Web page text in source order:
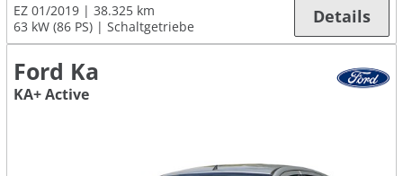
EZ 01/2019
38.325 km
63 kW (86 PS)
Schaltgetriebe Details
Ford Ka
KA+ Active